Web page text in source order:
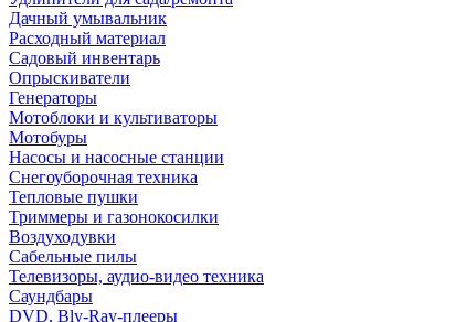
Дачный умывальник
Расходный материал
Садовый инвентарь
Опрыскиватели
Генераторы
Мотоблоки и культиваторы
Мотобуры
Насосы и насосные станции
Снегоуборочная техника
Тепловые пушки
Триммеры и газонокосилки
Воздуходувки
Сабельные пилы
Телевизоры, аудио-видео техника
Саундбары
DVD, Bly-Ray-плееры